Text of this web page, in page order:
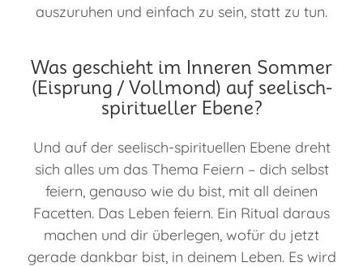
auszuruhen und einfach zu sein, statt zu tun.
Was geschieht im Inneren Sommer
(Eisprung / Vollmond) auf seelisch-
spiritueller Ebene?
Und auf der seelisch-spirituellen Ebene dreht
sich alles um das Thema Feiern – dich selbst
feiern, genauso wie du bist, mit all deinen
Facetten. Das Leben feiern. Ein Ritual daraus
machen und dir überlegen, wofür du jetzt
gerade dankbar bist, in deinem Leben. Es wird